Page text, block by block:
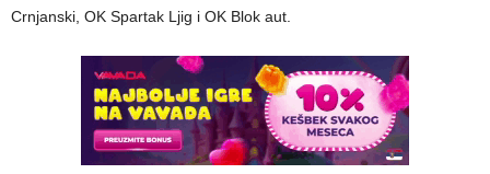
Crnjanski, OK Spartak Ljig i OK Blok aut.